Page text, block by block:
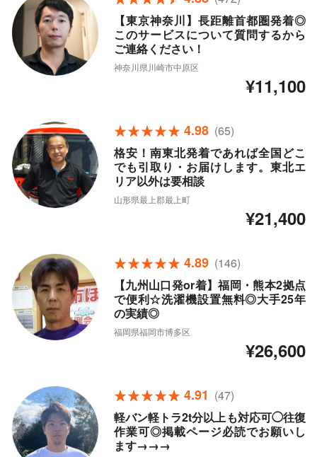
【東京神奈川】長距離首都圏発着◎
このサービスについて質問するから
ご連絡ください！
神奈川県川崎市中原区
¥11,100
4.98 (65)
格安！南東北発着であれば全国どこ
でも引取り・お届けします。東北エ
リア以外は要相談
山形県最上郡最上町
¥21,400
4.89 (146)
【九州山口発or着】福岡・熊本2拠点
で便利☆洗濯機設置無料◎大手25年
の実績◎
福岡県福岡市博多区
¥26,600
4.91 (47)
軽バン軽トラ2t分以上も対応可◯往復
作業可◎掲載ページ必読でお願いし
ます→→→